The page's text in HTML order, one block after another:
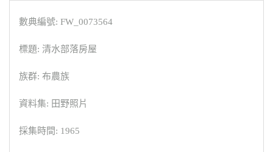
數典編號: FW_0073564
標題: 清水部落房屋
族群: 布農族
資料集: 田野照片
採集時間: 1965